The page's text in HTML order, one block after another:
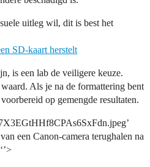
uitleg wil, dit is best het
SD-kaart herstelt
is een lab de veiligere keuze.
Als je na de formattering bent
op gemengde resultaten.
een Canon-camera terughalen na